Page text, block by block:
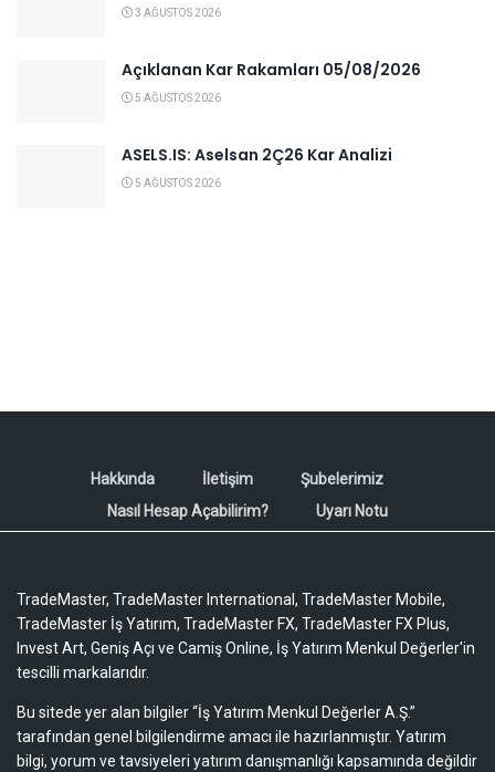
3 AĞUSTOS 2026
Açıklanan Kar Rakamları 05/08/2026
5 AĞUSTOS 2026
ASELS.IS: Aselsan 2Ç26 Kar Analizi
5 AĞUSTOS 2026
Hakkında İletişim
Şubelerimiz
Nasıl Hesap Açabilirim?
Uyarı Notu
TradeMaster, TradeMaster International, TradeMaster Mobile,
TradeMaster İş Yatırım, TradeMaster FX, TradeMaster FX Plus,
Invest Art, Geniş Açı ve Camiş Online, İş Yatırım Menkul Değerler'in
tescilli markalarıdır.
Bu sitede yer alan bilgiler “İş Yatırım Menkul Değerler A.Ş.”
tarafından genel bilgilendirme amacı ile hazırlanmıştır. Yatırım
bilgi, yorum ve tavsiyeleri yatırım danışmanlığı kapsamında değildir